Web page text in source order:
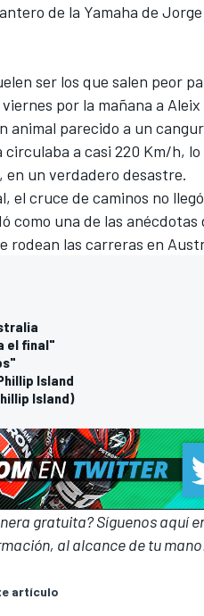
de la Yamaha de
ser los que salen peor
por la mañana a
animal parecido a un
a casi 220 Km/h, lo
un verdadero desastre.
el cruce de caminos no
como una de las anécdotas
rodean las carreras en
el final"
Island
Island)
gratuita? Síguenosaquí
al alcance de tu
artículo